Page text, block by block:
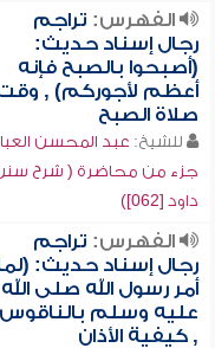
الفهرس: تراجم
رجال إسناد حديث:
(أصبحوا بالصبح فإنه
أعظم لأجوركم) ,
صلاة الصبح
للشيخ: عبد المحسن
جزء من محاضرة ( شرح
داود [062])
الفهرس: تراجم
رجال إسناد حديث:
أمر رسول الله صلى الله
عليه وسلم
, كيفية الأذان